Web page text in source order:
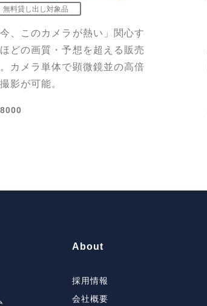
今、このカメラが熱い」関心す
どの画質・予想を超える販売
カメラ単体で顕微鏡並の高倍
影が可能。
About
採用情報
会社概要